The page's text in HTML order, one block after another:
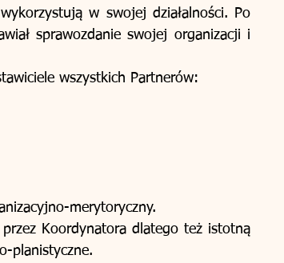
w swojej działalności. Po
sprawozdanie swojej organizacji i
wszystkich Partnerów:
merytoryczny.
Koordynatora dlatego też istotną
planistyczne.